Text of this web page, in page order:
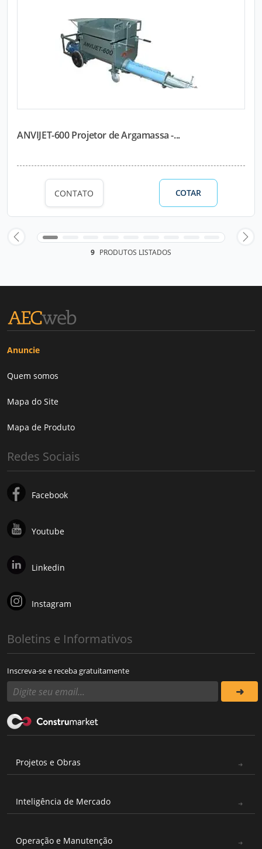
ANVIJET-600 Projetor de Argamassa -...
CONTATO COTAR
9 PRODUTOS LISTADOS
Anuncie
Quem somos
Mapa do Site
Mapa de Produto
Redes Sociais
Facebook
Youtube
Linkedin
Instagram
Boletins e Informativos
Inscreva-se e receba gratuitamente
Projetos e Obras
Inteligência de Mercado
Operação e Manutenção